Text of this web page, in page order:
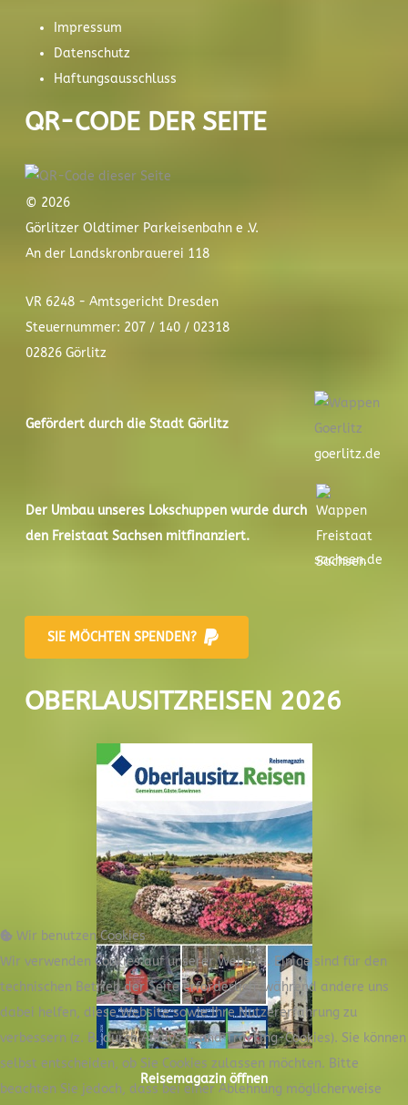
Impressum
Datenschutz
Haftungsausschluss
QR-CODE DER SEITE
© 2026
Görlitzer Oldtimer Parkeisenbahn e .V.
An der Landskronbrauerei 118
VR 6248 - Amtsgericht Dresden
Steuernummer: 207 / 140 / 02318
02826 Görlitz
Gefördert durch die Stadt Görlitz
goerlitz.de
Der Umbau unseres Lokschuppen wurde durch
den Freistaat Sachsen mitfinanziert.
sachsen.de
SIE MÖCHTEN SPENDEN?
OBERLAUSITZREISEN 2026
Reisemagazin öffnen
Wir benutzen Cookies
Wir verwenden Cookies auf unserer Website. Einige sind für den
technischen Betrieb der Seite erforderlich, während andere uns
dabei helfen, diese Website sowie Ihre Nutzererfahrung zu
verbessern (z. B. durch Analyse- und Tracking-Cookies). Sie können
selbst entscheiden, ob Sie Cookies zulassen möchten. Bitte
beachten Sie jedoch, dass bei einer Ablehnung möglicherweise